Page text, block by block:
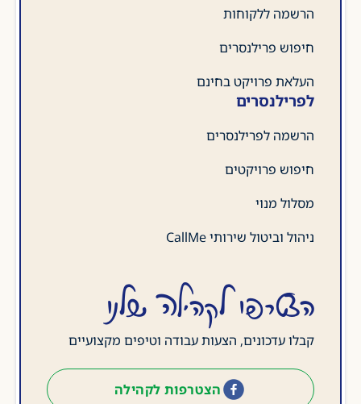
הרשמה ללקוחות
חיפוש פרילנסרים
העלאת פרויקט בחינם
לפרילנסרים
הרשמה לפרילנסרים
חיפוש פרויקטים
מסלול מנוי
ניהול וביטול שירותי CallMe
הצטרפו לקהילה שלנו
קבלו עדכונים, הצעות עבודה וטיפים מקצועיים
הצטרפות לקהילה